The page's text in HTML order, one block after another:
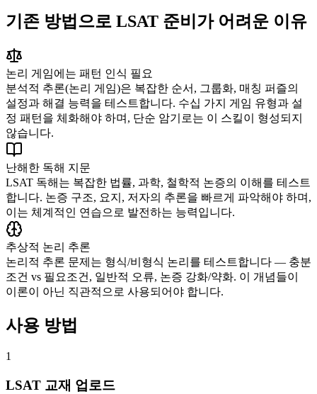
기존 방법으로 LSAT 준비가 어려운 이유
논리 게임에는 패턴 인식 필요
분석적 추론(논리 게임)은 복잡한 순서, 그룹화, 매칭 퍼즐의
설정과 해결 능력을 테스트합니다. 수십 가지 게임 유형과 설
정 패턴을 체화해야 하며, 단순 암기로는 이 스킬이 형성되지
않습니다.
난해한 독해 지문
LSAT 독해는 복잡한 법률, 과학, 철학적 논증의 이해를 테스트
합니다. 논증 구조, 요지, 저자의 추론을 빠르게 파악해야 하며,
이는 체계적인 연습으로 발전하는 능력입니다.
추상적 논리 추론
논리적 추론 문제는 형식/비형식 논리를 테스트합니다 — 충분
조건 vs 필요조건, 일반적 오류, 논증 강화/약화. 이 개념들이
이론이 아닌 직관적으로 사용되어야 합니다.
사용 방법
1
LSAT 교재 업로드